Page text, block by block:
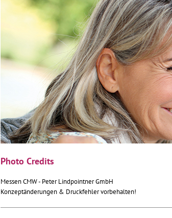
Photo Credits
Messen CMW - Peter Lindpointner GmbH
Konzeptänderungen & Druckfehler vorbehalten!